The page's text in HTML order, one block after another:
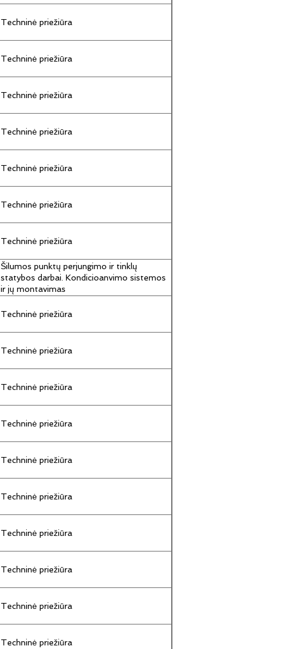
Techninė priežiūra
Techninė priežiūra
Techninė priežiūra
Techninė priežiūra
Techninė priežiūra
Techninė priežiūra
Techninė priežiūra
Šilumos punktų perjungimo ir tinklų
statybos darbai. Kondicioanvimo sistemos
ir jų montavimas
Techninė priežiūra
Techninė priežiūra
Techninė priežiūra
Techninė priežiūra
Techninė priežiūra
Techninė priežiūra
Techninė priežiūra
Techninė priežiūra
Techninė priežiūra
Techninė priežiūra